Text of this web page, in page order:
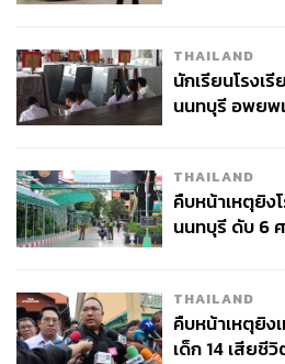
THAILAND
นักเรียนโรงเ
นนทบุรี อพยพ
THAILAND
คืบหน้าเหตุยิง
นนทบุรี ดับ 6
THAILAND
คืบหน้าเหตุยิง
เด็ก 14 เสียชี